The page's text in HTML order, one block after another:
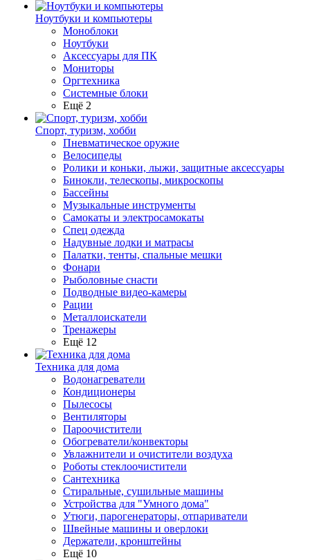
Ноутбуки и компьютеры
Моноблоки
Ноутбуки
Аксессуары для ПК
Мониторы
Оргтехника
Системные блоки
Ещё 2
Спорт, туризм, хобби
Пневматическое оружие
Велосипеды
Ролики и коньки, лыжи, защитные аксессуары
Бинокли, телескопы, микроскопы
Бассейны
Музыкальные инструменты
Самокаты и электросамокаты
Спец одежда
Надувные лодки и матрасы
Палатки, тенты, спальные мешки
Фонари
Рыболовные снасти
Подводные видео-камеры
Рации
Металлоискатели
Тренажеры
Ещё 12
Техника для дома
Водонагреватели
Кондиционеры
Пылесосы
Вентиляторы
Пароочистители
Обогреватели/конвекторы
Увлажнители и очистители воздуха
Роботы стеклоочистители
Сантехника
Стиральные, сушильные машины
Устройства для "Умного дома"
Утюги, парогенераторы, отпариватели
Швейные машины и оверлоки
Держатели, кронштейны
Ещё 10